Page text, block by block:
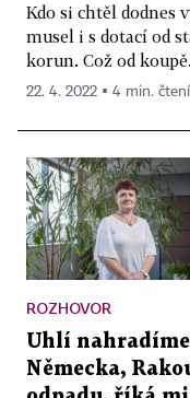
Kdo si chtěl dodnes
musel i s dotací od
korun. Což od
22. 4. 2022 ▪ 4 min. čtení
ROZHOVOR
Uhlí
Německa,